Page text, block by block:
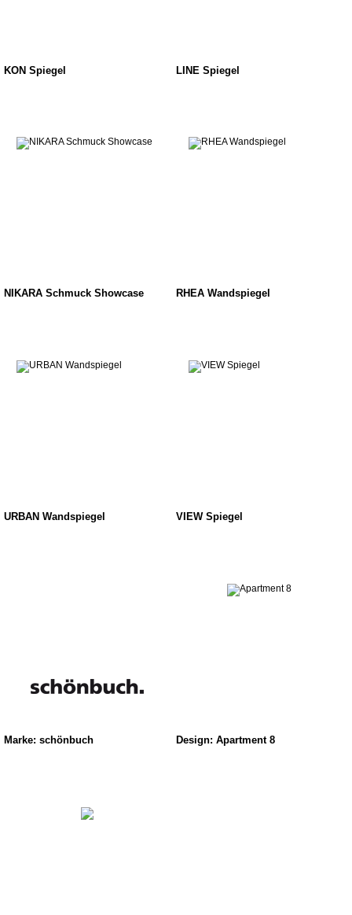
KON Spiegel LINE Spiegel
NIKARA Schmuck Showcase RHEA Wandspiegel
URBAN Wandspiegel VIEW Spiegel
Marke: schönbuch Design: Apartment 8